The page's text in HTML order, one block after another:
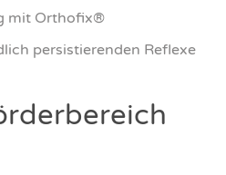
mit Ortho­fix®
per­sis­tie­ren­den Refle­xe